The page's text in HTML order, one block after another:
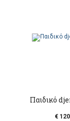
Παιδικό
€